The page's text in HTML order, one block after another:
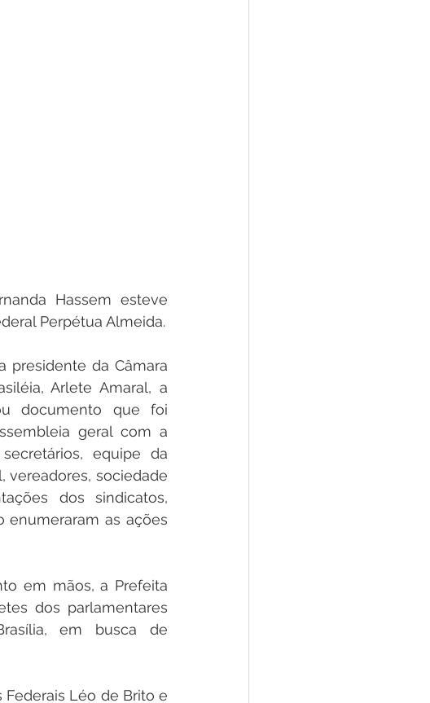
Hassem esteve
Perpétua Almeida.
presidente da Câmara
Arlete Amaral, a
documento que foi
geral com a
equipe da
vereadores, sociedade
dos sindicatos,
enumeraram as ações
em mãos, a Prefeita
dos parlamentares
em busca de
Léo de Brito e